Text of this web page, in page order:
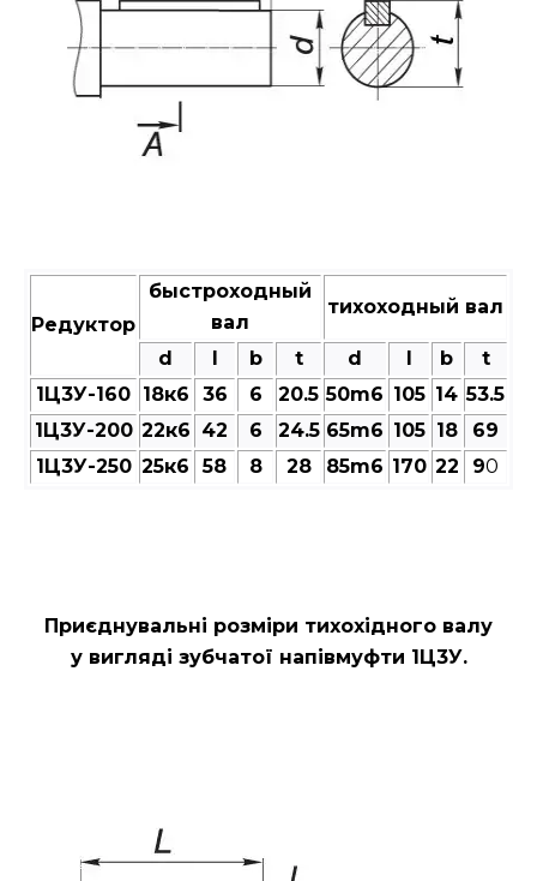
Редуктор
быстроходный
вал
тихоходный вал
d l b t d l b
t
1Ц3У-160 18к6 36 6 20.5 50m6 105 14 53.5
1Ц3У-200 22к6 42 6 24.5 65m6 105 18
69
1Ц3У-250 25к6 58 8 28 85m6 170 22 90
Приєднувальні розміри тихохідного валу
у вигляді зубчатої напівмуфти 1Ц3У.